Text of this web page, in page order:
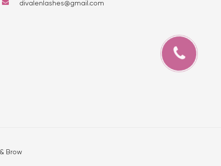
divalenlashes@gmail.com
Brow